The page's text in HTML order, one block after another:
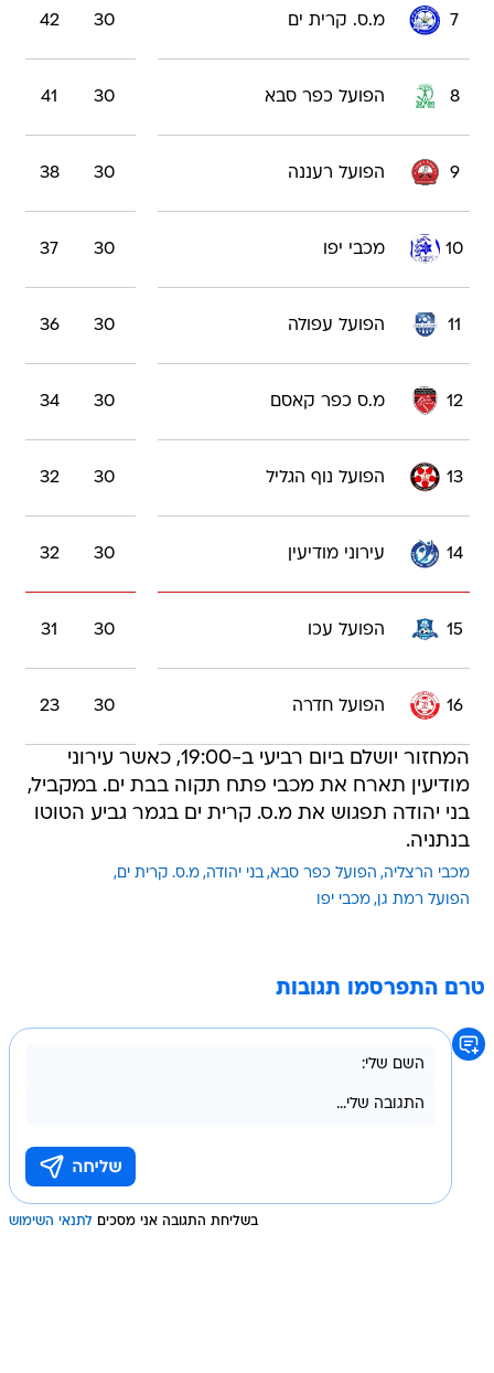
7 מ.ס. קרית ים 30
42
8 הפועל כפר סבא 30
41
9 הפועל רעננה 30
38
10 מכבי יפו 30
37
11 הפועל עפולה 30
36
12 מ.ס כפר קאסם 30
34
13 הפועל נוף הגליל 30
32
14 עירוני מודיעין 30
32
15 הפועל עכו 30
31
16 הפועל חדרה 30
23
המחזור יושלם ביום רביעי ב-19:00, כאשר עירוני
מודיעין תארח את מכבי פתח תקוה בבת ים. במקביל,
בני יהודה תפגוש את מ.ס. קרית ים בגמר גביע הטוטו
בנתניה.
מכבי הרצליה הפועל כפר סבא בני יהודה מ.ס. קרית ים
הפועל רמת גן מכבי יפו
טרם התפרסמו תגובות
בשליחת התגובה אני מסכים לתנאי השימוש